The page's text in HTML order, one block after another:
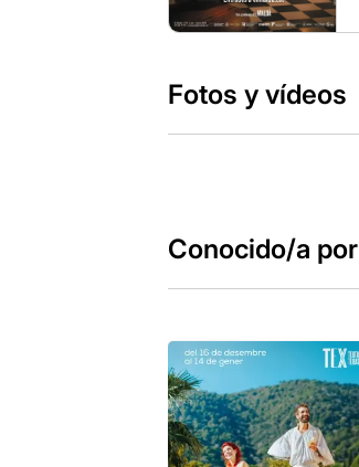
Fotos y vídeos
Conocido/a por